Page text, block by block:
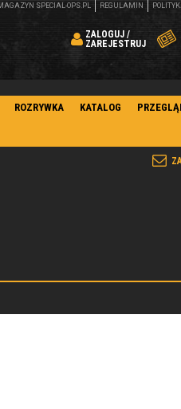
ZALOGUJ /
ZAREJESTRUJ
SPECIAL-OPS.PL REGULAMIN
ROZRYWKA KATALOG